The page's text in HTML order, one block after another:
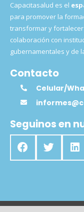
Capacitasalud es el
para promover la
transformar y
colaboración con
gubernamentales y de
Contacto
Celular/
Seguinos en